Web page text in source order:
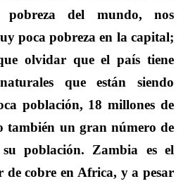
del mundo, nos
poca pobreza en la capital;
olvidar que el país tiene
que están siendo
población, 18 millones de
también un gran número de
población. Zambia es el
de cobre en Africa, y a pesar